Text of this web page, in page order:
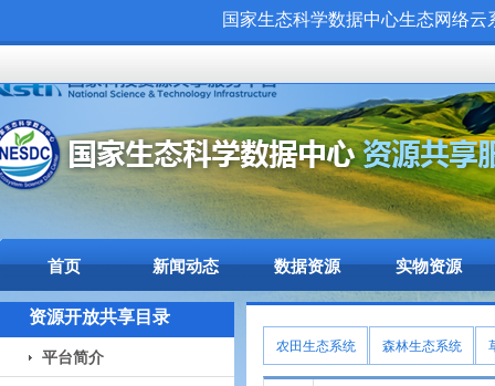
国家生态科学数据中心生态网络
首页 新闻动态 数据资源 实物资源
资源开放共享目录
平台简介
农田生态系统 森林生态系统